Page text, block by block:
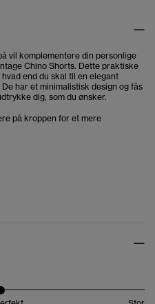
vil komplementere din personlige
Chino Shorts. Dette praktiske
end du skal til en elegant
De har et minimalistisk design og fås
dig, som du ønsker.
på kroppen for et mere